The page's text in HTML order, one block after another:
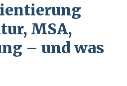
MSA,
– und was